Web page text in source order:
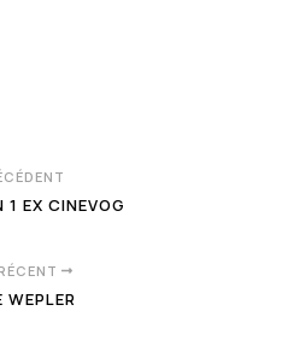
EX CINEVOG
WEPLER